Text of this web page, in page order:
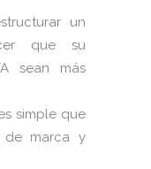
un
que su
sean más
simple que
de marca y